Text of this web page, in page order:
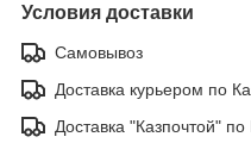
Условия доставки
Самовывоз
Доставка курьером по
Доставка "Казпочтой" по